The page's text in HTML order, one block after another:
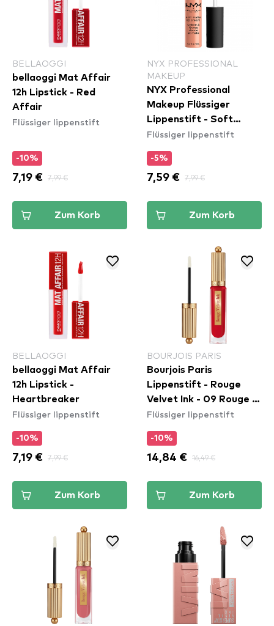
BELLAOGGI
bellaoggi Mat Affair
12h Lipstick - Red
Affair
Flüssiger lippenstift
-10%
7,19 € 7,99 €
Zum Korb
NYX PROFESSIONAL
MAKEUP
NYX Professional
Makeup Flüssiger
Lippenstift - Soft
Matte Lip Cream –
Flüssiger lippenstift
-5%
7,59 € 7,99 €
Zum Korb
BELLAOGGI
bellaoggi Mat Affair
12h Lipstick -
Heartbreaker
Flüssiger lippenstift
-10%
7,19 € 7,99 €
Zum Korb
BOURJOIS PARIS
Bourjois Paris
Lippenstift - Rouge
Velvet Ink - 09 Rouge A
Reves
Flüssiger lippenstift
-10%
14,84 € 16,49 €
Zum Korb